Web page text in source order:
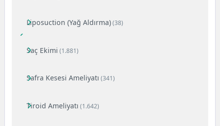
Liposuction (Yağ Aldırma)(38)
Saç Ekimi (1.881)
Safra Kesesi Ameliyatı (341)
Tiroid Ameliyatı (1.642)